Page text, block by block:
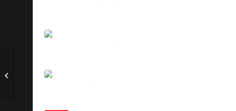
SZ007 Hinsetzen. Headset auf.